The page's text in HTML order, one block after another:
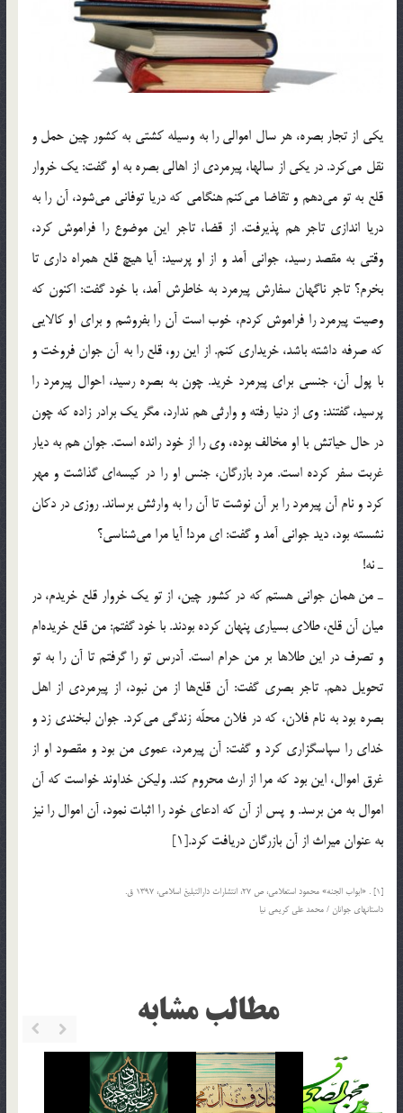
يكي از تجار بصره، هر سال اموالي را به وسيله كشتي به كشور چين حمل و
نقل مي‌كرد. در يكي از سالها، پيرمردي از اهالي بصره به او گفت: يك خروار
قلع به تو مي‌دهم و تقاضا مي‌كنم هنگامي كه دريا توفاني مي‌شود، آن را به
دريا اندازي تاجر هم پذيرفت. از قضا، تاجر اين موضوع را فراموش كرد،
وقتي به مقصد رسيد، جواني آمد و از او پرسيد: آيا هيچ قلع همراه داري تا
بخرم؟ تاجر ناگهان سفارش پيرمرد به خاطرش آمد، با خود گفت: اكنون كه
وصيت پيرمرد را فراموش كردم، خوب است آن را بفروشم و براي او كالايي
كه صرفه داشته باشد، خريداري كنم. از اين رو، قلع را به آن جوان فروخت و
با پول آن، جنسي براي پيرمرد خريد. چون به بصره رسيد، احوال پيرمرد را
پرسيد، گفتند: وي از دنيا رفته و وارثي هم ندارد، مگر يك برادر زاده كه چون
در حال حياتش با او مخالف بوده، وي را از خود رانده است. جوان هم به ديار
غربت سفر كرده است. مرد بازرگان، جنس او را در كيسه‌اي گذاشت و مهر
كرد و نام آن پيرمرد را بر آن نوشت تا آن را به وارثش برساند. روزي در دكان
نشسته بود، ديد جواني آمد و گفت: اي مرد! آيا مرا مي‌شناسي؟
ـ نه!
ـ من همان جواني هستم كه در كشور چين، از تو يك خروار قلع خريدم، در
ميان آن قلع، طلاي بسياري پنهان كرده بودند. با خود گفتم: من قلع خريده‌ام
و تصرف در اين طلاها بر من حرام است. آدرس تو را گرفتم تا آن را به تو
تحويل دهم. تاجر بصري گفت: آن قلع‌ها از من نبود، از پيرمردي از اهل
بصره بود به نام فلان، كه در فلان محلّه زندگي مي‌كرد. جوان لبخندي زد و
خداي را سپاسگزاري كرد و گفت: آن پيرمرد، عموي من بود و مقصود او از
غرق اموال، اين بود كه مرا از ارث محروم كند. وليكن خداوند خواست كه آن
اموال به من برسد. و پس از آن كه ادعاي خود را اثبات نمود، آن اموال را نيز
به عنوان ميراث از آن بازرگان دريافت كرد.[1]
[1] . «ابواب الجنه» محمود استعلامي، ص 27، انتشارات دارالتبليغ اسلامي، 1397 ق.
داستانهاي جوانان / محمد علي کريمي نيا
مطالب مشابه